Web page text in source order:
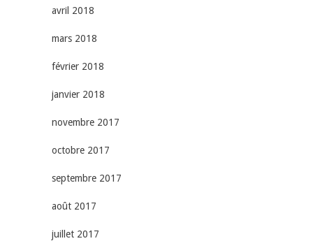
avril 2018
mars 2018
février 2018
janvier 2018
novembre 2017
octobre 2017
septembre 2017
août 2017
juillet 2017